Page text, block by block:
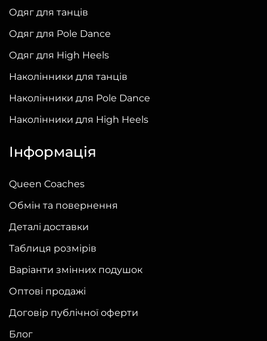
можна
вибрати
на
сторінці
товару
Одяг для танців
Одяг для Pole Dance
Одяг для High Heels
Наколінники для танців
Наколінники для Pole Dance
Наколінники для High Heels
Інформація
Queen Coaches
Обмін та повернення
Деталі доставки
Таблиця розмірів
Варіанти змінних подушок
Оптові продажі
Договір публічної оферти
Блог